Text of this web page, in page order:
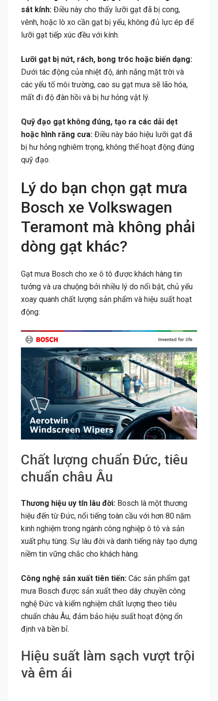
sát kính: Điều này cho thấy lưỡi gạt đã bị cong,
vênh, hoặc lò xo cần gạt bị yếu, không đủ lực ép để
lưỡi gạt tiếp xúc đều với kính.
Lưỡi gạt bị nứt, rách, bong tróc hoặc biến dạng:
Dưới tác động của nhiệt độ, ánh nắng mặt trời và
các yếu tố môi trường, cao su gạt mưa sẽ lão hóa,
mất đi độ đàn hồi và bị hư hỏng vật lý.
Quỹ đạo gạt không đúng, tạo ra các dải dẹt
hoặc hình răng cưa: Điều này báo hiệu lưỡi gạt đã
bị hư hỏng nghiêm trọng, không thể hoạt động đúng
quỹ đạo.
Lý do bạn chọn gạt mưa
Bosch xe Volkswagen
Teramont mà không phải
dòng gạt khác?
Gạt mưa Bosch cho xe ô tô được khách hàng tin
tưởng và ưa chuộng bởi nhiều lý do nổi bật, chủ yếu
xoay quanh chất lượng sản phẩm và hiệu suất hoạt
động:
Chất lượng chuẩn Đức, tiêu
chuẩn châu Âu
Thương hiệu uy tín lâu đời: Bosch là một thương
hiệu đến từ Đức, nổi tiếng toàn cầu với hơn 80 năm
kinh nghiệm trong ngành công nghiệp ô tô và sản
xuất phụ tùng. Sự lâu đời và danh tiếng này tạo dựng
niềm tin vững chắc cho khách hàng.
Công nghệ sản xuất tiên tiến: Các sản phẩm gạt
mưa Bosch được sản xuất theo dây chuyền công
nghệ Đức và kiểm nghiệm chất lượng theo tiêu
chuẩn châu Âu, đảm bảo hiệu suất hoạt động ổn
định và bền bỉ.
Hiệu suất làm sạch vượt trội
và êm ái